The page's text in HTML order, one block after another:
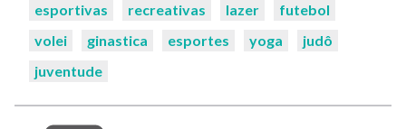
esportivas
recreativas lazer
futebol
volei
ginastica esportes yoga
judô
juventude